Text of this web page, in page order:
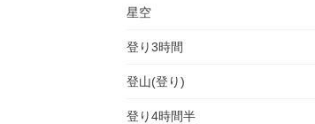
星空
登り3時間
登山(登り)
登り4時間半